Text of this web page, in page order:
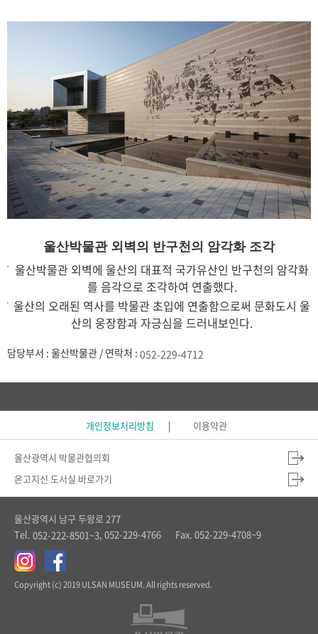
울산박물관 외벽의 반구천의 암각화 조각
울산박물관 외벽에 울산의 대표적 국가유산인 반구천의 암각화
를 음각으로 조각하여 연출했다.
울산의 오래된 역사를 박물관 초입에 연출함으로써 문화도시 울
산의 웅장함과 자긍심을 드러내보인다.
담당부서 : 울산박물관 / 연락처 : 052-229-4712
개인정보처리방침 이용약관
울산광역시 박물관협의회
온고지신 도서실 바로가기
울산광역시 남구 두왕로 277
Tel. 052-222-8501~3 , 052-229-4766 Fax. 052-229-4708~9
Copyright (c) 2019 ULSAN MUSEUM. All rights reserved.